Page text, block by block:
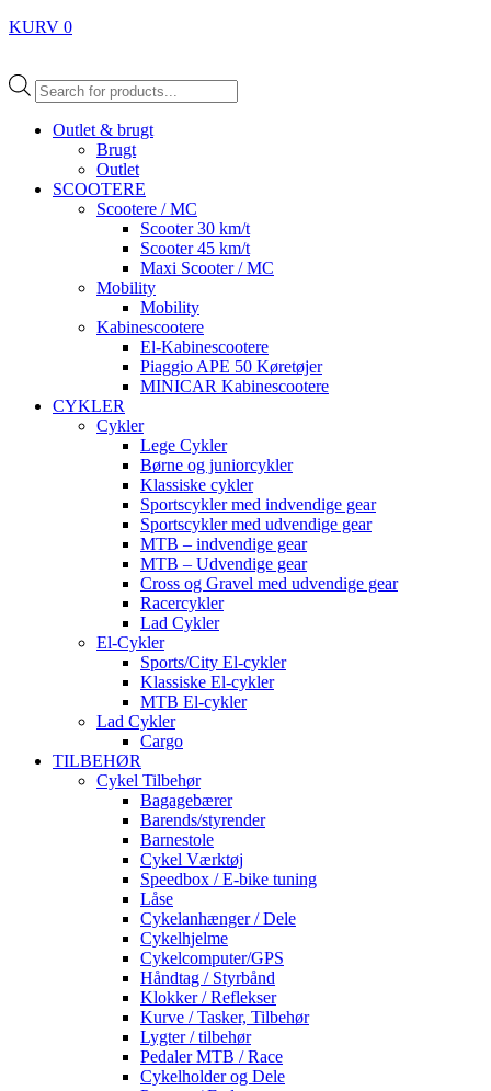
KURV 0
Products
search
Outlet & brugt
Brugt
Outlet
SCOOTERE
Scootere / MC
Scooter 30 km/t
Scooter 45 km/t
Maxi Scooter / MC
Mobility
Mobility
Kabinescootere
El-Kabinescootere
Piaggio APE 50 Køretøjer
MINICAR Kabinescootere
CYKLER
Cykler
Lege Cykler
Børne og juniorcykler
Klassiske cykler
Sportscykler med indvendige gear
Sportscykler med udvendige gear
MTB – indvendige gear
MTB – Udvendige gear
Cross og Gravel med udvendige gear
Racercykler
Lad Cykler
El-Cykler
Sports/City El-cykler
Klassiske El-cykler
MTB El-cykler
Lad Cykler
Cargo
TILBEHØR
Cykel Tilbehør
Bagagebærer
Barends/styrender
Barnestole
Cykel Værktøj
Speedbox / E-bike tuning
Låse
Cykelanhænger / Dele
Cykelhjelme
Cykelcomputer/GPS
Håndtag / Styrbånd
Klokker / Reflekser
Kurve / Tasker, Tilbehør
Lygter / tilbehør
Pedaler MTB / Race
Cykelholder og Dele